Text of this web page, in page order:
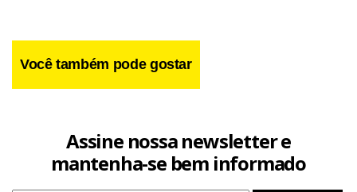
“Parece que a seleção argentina exerceu pressão sobre o
árbitro. Esse foi o resultado”, acrescentou.
Você também pode gostar
Assine nossa newsletter e
mantenha-se bem informado